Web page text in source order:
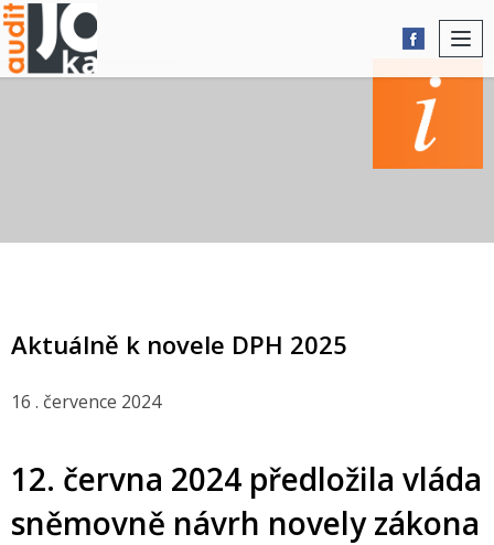
Aktuálně k novele DPH 2025
16 . července 2024
12. června 2024 předložila vláda
sněmovně návrh novely zákona